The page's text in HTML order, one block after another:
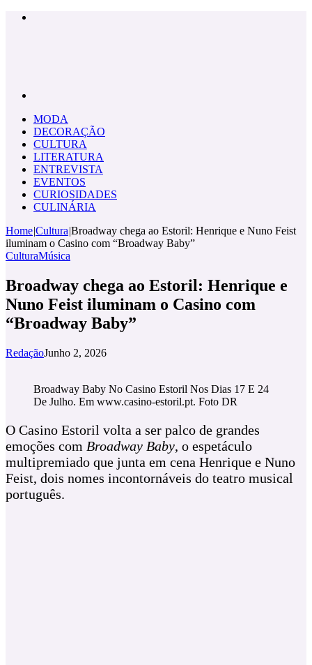
MODA
DECORAÇÃO
CULTURA
LITERATURA
ENTREVISTA
EVENTOS
CURIOSIDADES
CULINÁRIA
Home|Cultura|Broadway chega ao Estoril: Henrique e Nuno Feist
iluminam o Casino com “Broadway Baby”
CulturaMúsica
Broadway chega ao Estoril: Henrique e
Nuno Feist iluminam o Casino com
“Broadway Baby”
RedaçãoJunho 2, 2026
Broadway Baby No Casino Estoril Nos Dias 17 E 24
De Julho. Em www.casino-estoril.pt. Foto DR
O Casino Estoril volta a ser palco de grandes
emoções com Broadway Baby, o espetáculo
multipremiado que junta em cena Henrique e Nuno
Feist, dois nomes incontornáveis do teatro musical
português.